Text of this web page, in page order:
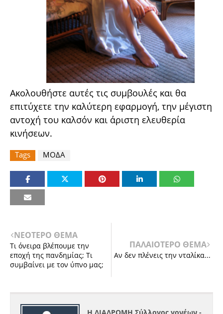
Ακολουθήστε αυτές τις συμβουλές και θα
επιτύχετε την καλύτερη εφαρμογή, την μέγιστη
αντοχή του καλσόν και άριστη ελευθερία
κινήσεων.
Tags ΜΟΔΑ
ΝΕΟΤΕΡΟ ΘΕΜΑ
Τι όνειρα βλέπουμε την
εποχή της πανδημίας; Τι
συμβαίνει με τον ύπνο μας;
ΠΑΛΑΙΟΤΕΡΟ ΘΕΜΑ
Αν δεν πλένεις την νταλίκα...
Η ΔΙΑΔΡΟΜΗ Σύλλογος γονέων -